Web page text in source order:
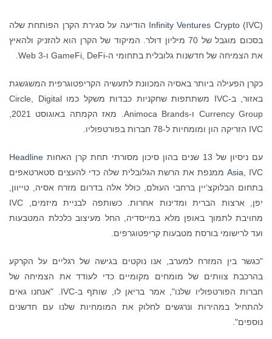
Infinity Ventures Crypto (IVC) הודיעה על סגירת הקרן הפותחת שלה
בסכום מוגבל של 70 מיליון דולר. המיקוד של הקרן הוא להזניק ולהאיץ
את הצמיחה של חדשנות גלובלית בתחומי ה-GameFi, DeFi ו-Web 3.
כקרן הפעילה ביותר באסיה המכוונת לתעשיה הקריפטוגרפית המשגשגת
באזור, ב-IVC משתתפות שחקניות כבדות משקל כמו Circle, Digital
IVC הזריקה הון ומומחיות ל-78 חברות בפורטפוליו.
עם ניסיון של 13 שנים בהון סיכון מסורתי תחת קרן האחות
Headline
Asia, IVC ממנפת את הרשת הגלובלית שלה כדי להעצים סטארטאפים
בתחום הבלוקצ‘יין ברחבי העולם, כולל אלה בדרום מזרח אסיה, טייוון,
יפן, ארצות הברית ומדינות אחרות. כשותפה לבניית מיזמים, IVC
מחויבת לתמוך באופן מלא במייסדיה, החל מעיצוב כלכלת המטבעות
ועד לרישומי בורסת מטבעות קריפטוגרפים.
"כגשר בין המזרח למערב, אנו נוקטים בגישה של רגליים על הקרקע
בהרכבת צוותים של מומחים מקומיים כדי לעודד את הצמיחה של
חברות הפורטפוליו שלנו", אמר בריאן לו, שותף ב-IVC. "אנחנו גאים
להתחיל במהירות ונרגשים לחלוק את המומחיות שלנו עם חדשנים
נוספים".